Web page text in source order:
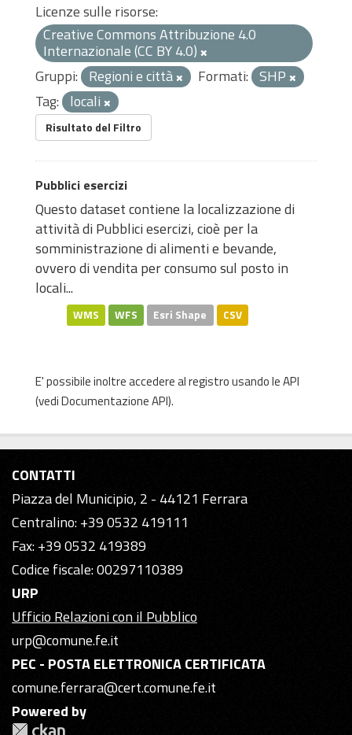
Licenze sulle risorse:
Creative Commons Attribuzione 4.0
Internazionale (CC BY 4.0)
Gruppi: Regioni e città Formati: SHP
Tag: locali
Risultato del Filtro
Pubblici esercizi
Questo dataset contiene la localizzazione di
attività di Pubblici esercizi, cioè per la
somministrazione di alimenti e bevande,
ovvero di vendita per consumo sul posto in
locali...
WMS WFS Esri Shape CSV
E' possibile inoltre accedere al registro usando leAPI
(vediDocumentazione API).
CONTATTI
Piazza del Municipio, 2 - 44121 Ferrara
Centralino: +39 0532 419111
Fax: +39 0532 419389
Codice fiscale: 00297110389
URP
Ufficio Relazioni con il Pubblico
urp@comune.fe.it
PEC - POSTA ELETTRONICA CERTIFICATA
comune.ferrara@cert.comune.fe.it
Powered by